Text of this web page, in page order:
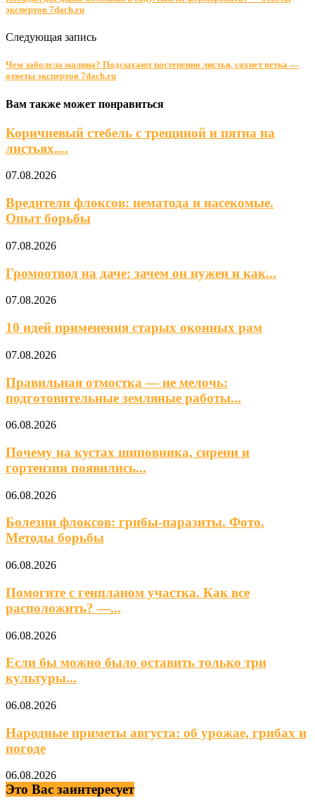
экспертов 7dach.ru
Следующая запись
Чем заболела малина? Подсыхают постепенно листья, сохнет ветка —
ответы экспертов 7dach.ru
Вам также может понравиться
Коричневый стебель с трещиной и пятна на
листьях....
07.08.2026
Вредители флоксов: нематода и насекомые.
Опыт борьбы
07.08.2026
Громоотвод на даче: зачем он нужен и как...
07.08.2026
10 идей применения старых оконных рам
07.08.2026
Правильная отмостка — не мелочь:
подготовительные земляные работы...
06.08.2026
Почему на кустах шиповника, сирени и
гортензии появились...
06.08.2026
Болезни флоксов: грибы-паразиты. Фото.
Методы борьбы
06.08.2026
Помогите с генпланом участка. Как все
расположить? —...
06.08.2026
Если бы можно было оставить только три
культуры...
06.08.2026
Народные приметы августа: об урожае, грибах и
погоде
06.08.2026
Это Вас заинтересует